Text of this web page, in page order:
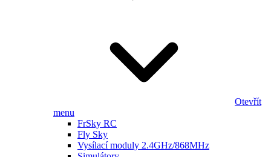
Otevřít
menu
FrSky RC
Fly Sky
Vysílací moduly 2.4GHz/868MHz